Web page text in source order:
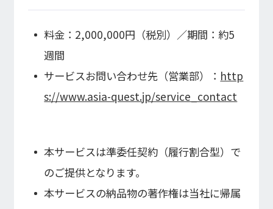
料金：2,000,000円（税別）／期間：約5
週間
サービスお問い合わせ先（営業部）： http
s://www.asia-quest.jp/service_contact
本サービスは準委任契約（履行割合型）で
のご提供となります。
本サービスの納品物の著作権は当社に帰属